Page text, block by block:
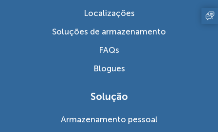
Localizações
Soluções de armazenamento
FAQs
Blogues
Solução
Armazenamento pessoal